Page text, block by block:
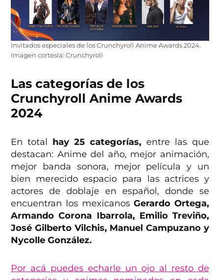
Invitados especiales de los Crunchyroll Anime Awards 2024.
Imagen cortesía: Crunchyroll
Las categorías de los
Crunchyroll Anime Awards
2024
En total hay 25 categorías, entre las que
destacan: Anime del año, mejor animación,
mejor banda sonora, mejor película y un
bien merecido espacio para las actrices y
actores de doblaje en español, donde se
encuentran los mexicanosGerardo Ortega,
Armando Corona Ibarrola, Emilio Treviño,
José Gilberto Vilchis, Manuel Campuzano y
Nycolle González.
Por acá puedes echarle un ojo al resto de